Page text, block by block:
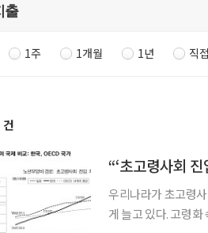
1주 1개월 1년 직
건
“‘초고령사회
우리나라가 초고령
게 늘고 있다. 고령